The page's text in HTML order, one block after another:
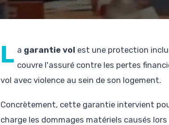
L a garantie vol est une protection
couvre l'assuré contre les pertes
vol avec violence au sein de son logement.
Concrètement, cette garantie intervient
charge les dommages matériels causés